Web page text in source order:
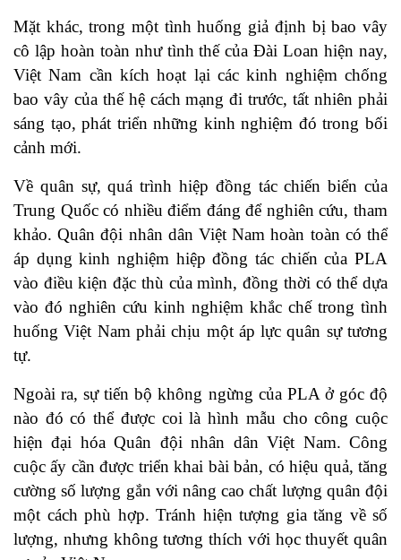
Mặt khác, trong một tình huống giả định bị bao vây
cô lập hoàn toàn như tình thế của Đài Loan hiện nay,
Việt Nam cần kích hoạt lại các kinh nghiệm chống
bao vây của thế hệ cách mạng đi trước, tất nhiên phải
sáng tạo, phát triển những kinh nghiệm đó trong bối
cảnh mới.
Về quân sự, quá trình hiệp đồng tác chiến biển của
Trung Quốc có nhiều điểm đáng để nghiên cứu, tham
khảo. Quân đội nhân dân Việt Nam hoàn toàn có thể
áp dụng kinh nghiệm hiệp đồng tác chiến của PLA
vào điều kiện đặc thù của mình, đồng thời có thể dựa
vào đó nghiên cứu kinh nghiệm khắc chế trong tình
huống Việt Nam phải chịu một áp lực quân sự tương
tự.
Ngoài ra, sự tiến bộ không ngừng của PLA ở góc độ
nào đó có thể được coi là hình mẫu cho công cuộc
hiện đại hóa Quân đội nhân dân Việt Nam. Công
cuộc ấy cần được triển khai bài bản, có hiệu quả, tăng
cường số lượng gắn với nâng cao chất lượng quân đội
một cách phù hợp. Tránh hiện tượng gia tăng về số
lượng, nhưng không tương thích với học thuyết quân